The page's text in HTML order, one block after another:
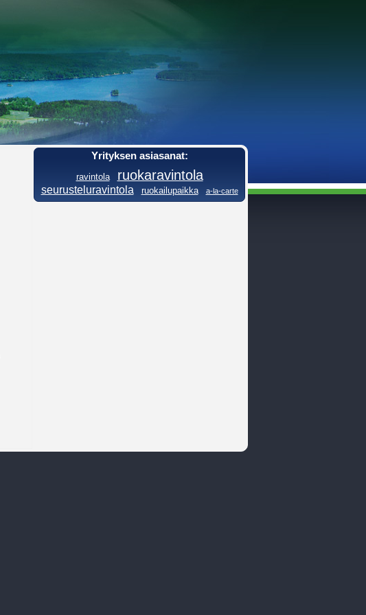
Yrityksen asiasanat:
ravintola ruokaravintola
seurusteluravintola ruokailupaikka a-la-carte